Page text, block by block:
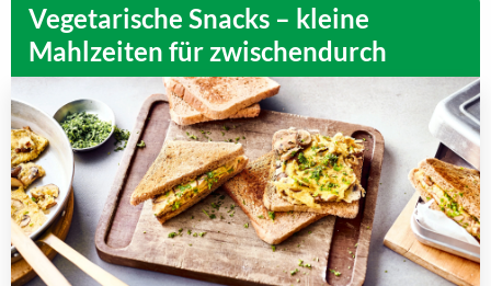
Vegetarische Snacks – kleine
Mahlzeiten für zwischendurch